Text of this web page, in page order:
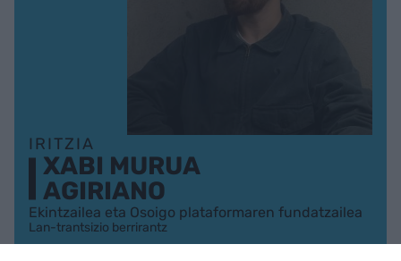
IRITZIA
XABI MURUA
AGIRIANO
Ekintzailea eta Osoigo plataformaren fundatzailea
Lan-trantsizio berrirantz